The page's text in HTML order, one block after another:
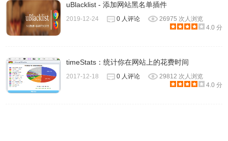
3.安装完毕后图标会出现在浏览器右上方，点击插件栏中的
BuiltWith Technology Profiler按钮即可在打开的窗口中显示
该网页的技术构成以及使用情况等详细信息。
uBlacklist - 添加网站黑名单插件
2019-12-24 0 人评论
26975 次人浏览
4.0 分
timeStats：统计你在网站上的花费时间
2017-12-18 0 人评论
29812 次人浏览
4.0 分